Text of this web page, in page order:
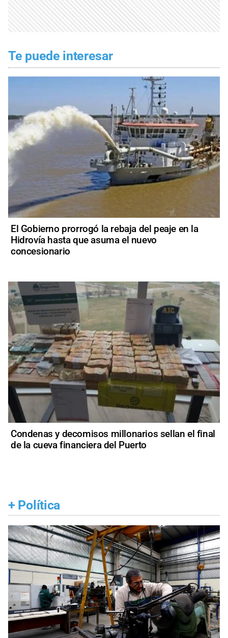
Te puede interesar
El Gobierno prorrogó la rebaja del peaje en la
Hidrovía hasta que asuma el nuevo
concesionario
Condenas y decomisos millonarios sellan el final
de la cueva financiera del Puerto
+ Política